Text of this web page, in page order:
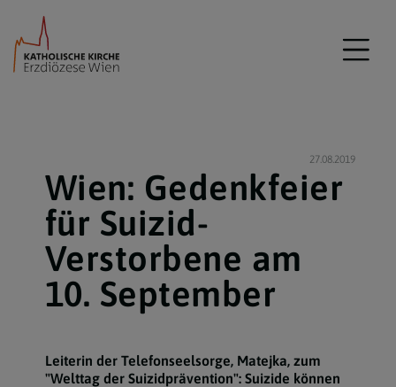
27.08.2019
Wien: Gedenkfeier
für Suizid-
Verstorbene am
10. September
Leiterin der Telefonseelsorge, Matejka, zum
"Welttag der Suizidprävention": Suizide können